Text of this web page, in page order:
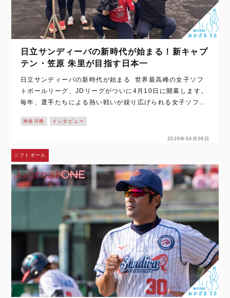
日立サンディーバの新時代が始まる！新キャプ
テン・笠原 朱里が目指す日本一
日立サンディーバの新時代が始まる 世界最高峰の女子ソフ
トボールリーグ、JDリーグがついに4月10日に開幕します。
毎年、選手たちによる熱い戦いが繰り広げられる女子ソフト
えました。 そして、…
神奈川県 インタビュー
2026年04月06日
ソフトボール